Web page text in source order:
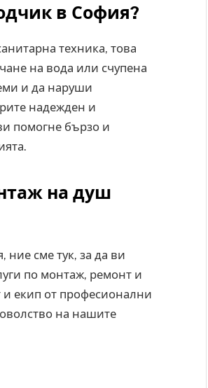
в София?
техника, това
на вода или счупена
и да наруши
надежден и
помогне бързо и
на душ
сме тук, за да ви
по монтаж, ремонт и
екип от професионални
на нашите